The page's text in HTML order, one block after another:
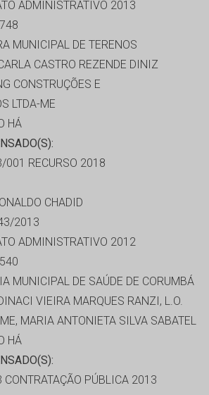
ADMINISTRATIVO 2013
MUNICIPAL DE TERENOS
CASTRO REZENDE DINIZ
CONSTRUÇÕES E
LTDA-ME
HÁ
RECURSO 2018
CHADID
2013
ADMINISTRATIVO 2012
MUNICIPAL DE SAÚDE DE CORUMBÁ
VIEIRA MARQUES RANZI, L.O.
MARIA ANTONIETA SILVA SABATEL
HÁ
PÚBLICA 2013